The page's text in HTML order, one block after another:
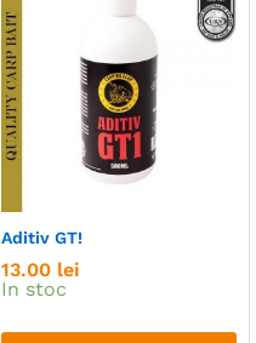
Aditiv GT!
13.00 lei
In stoc